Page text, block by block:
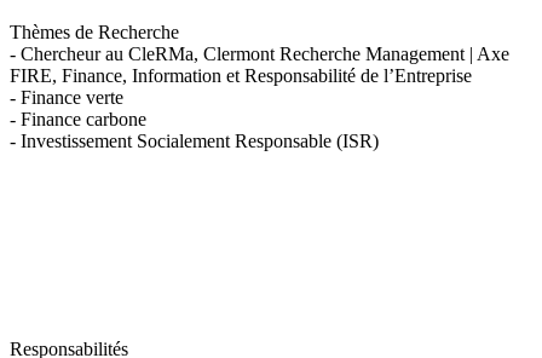
Thèmes de Recherche
- Chercheur au CleRMa, Clermont Recherche Management | Axe
FIRE, Finance, Information et Responsabilité de l’Entreprise
- Finance verte
- Finance carbone
- Investissement Socialement Responsable (ISR)
Responsabilités